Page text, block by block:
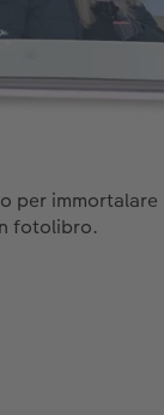
per immortalare
fotolibro.